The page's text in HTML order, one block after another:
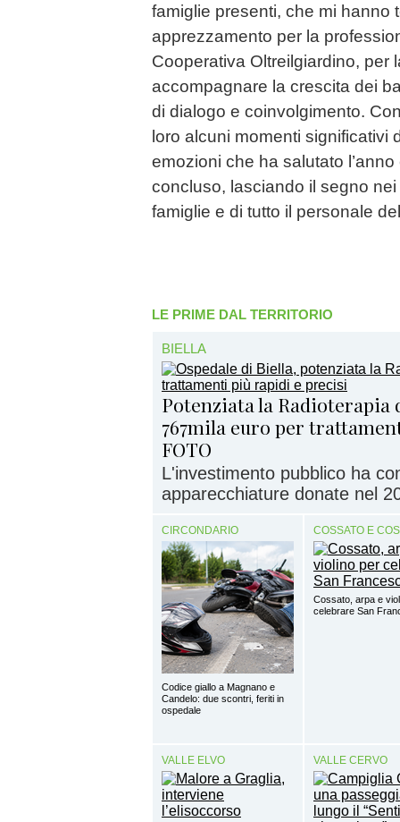
famiglie presenti, che mi hanno
apprezzamento per la
Cooperativa Oltreilgiardino, per
accompagnare la crescita dei
di dialogo e coinvolgimento.
loro alcuni momenti significativi
emozioni che ha salutato
concluso, lasciando il segno
famiglie e di tutto il personale
LE PRIME DAL TERRITORIO
BIELLA
Potenziata la Radioterapia
767mila euro per
FOTO
L'investimento pubblico ha
apparecchiature donate nel
CIRCONDARIO
Codice giallo a Magnano e
Candelo: due scontri, feriti in
ospedale
COSSATO E
Cossato, arpa e
celebrare San
VALLE ELVO VALLE CERVO